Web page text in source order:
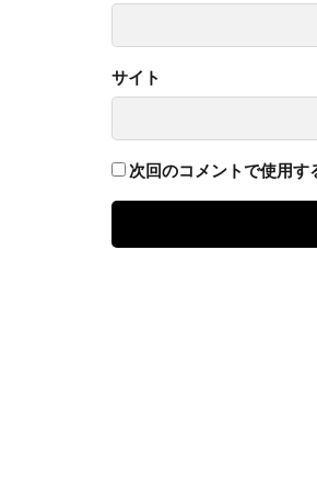
サイト
次回のコメントで使用す